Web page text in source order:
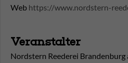
Web https://www.nordstern-
Veranstalter
Nordstern Reederei Brandenburg